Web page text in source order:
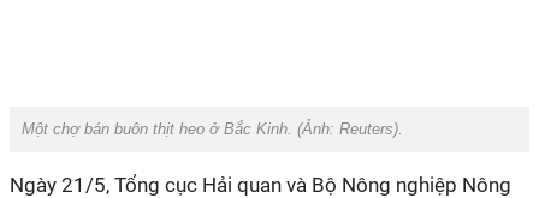
Một chợ bán buôn thịt heo ở Bắc Kinh. (Ảnh: Reuters).
Ngày 21/5, Tổng cục Hải quan và Bộ Nông nghiệp Nông